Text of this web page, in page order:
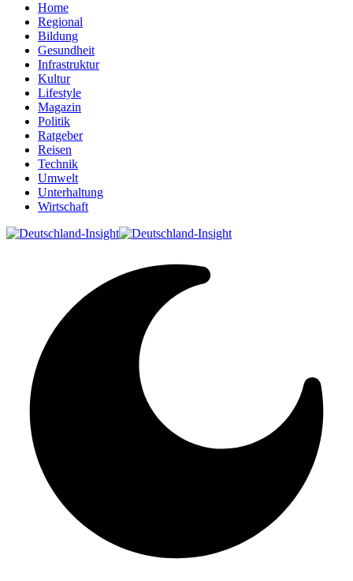
Home
Regional
Bildung
Gesundheit
Infrastruktur
Kultur
Lifestyle
Magazin
Politik
Ratgeber
Reisen
Technik
Umwelt
Unterhaltung
Wirtschaft